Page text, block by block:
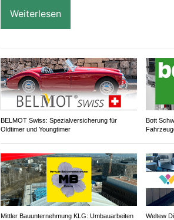
Weiterlesen
BELMOT Swiss: Spezialversicherung für
Oldtimer und Youngtimer
Bott
Mittler Bauunternehmung KLG: Umbauarbeiten
Weltew